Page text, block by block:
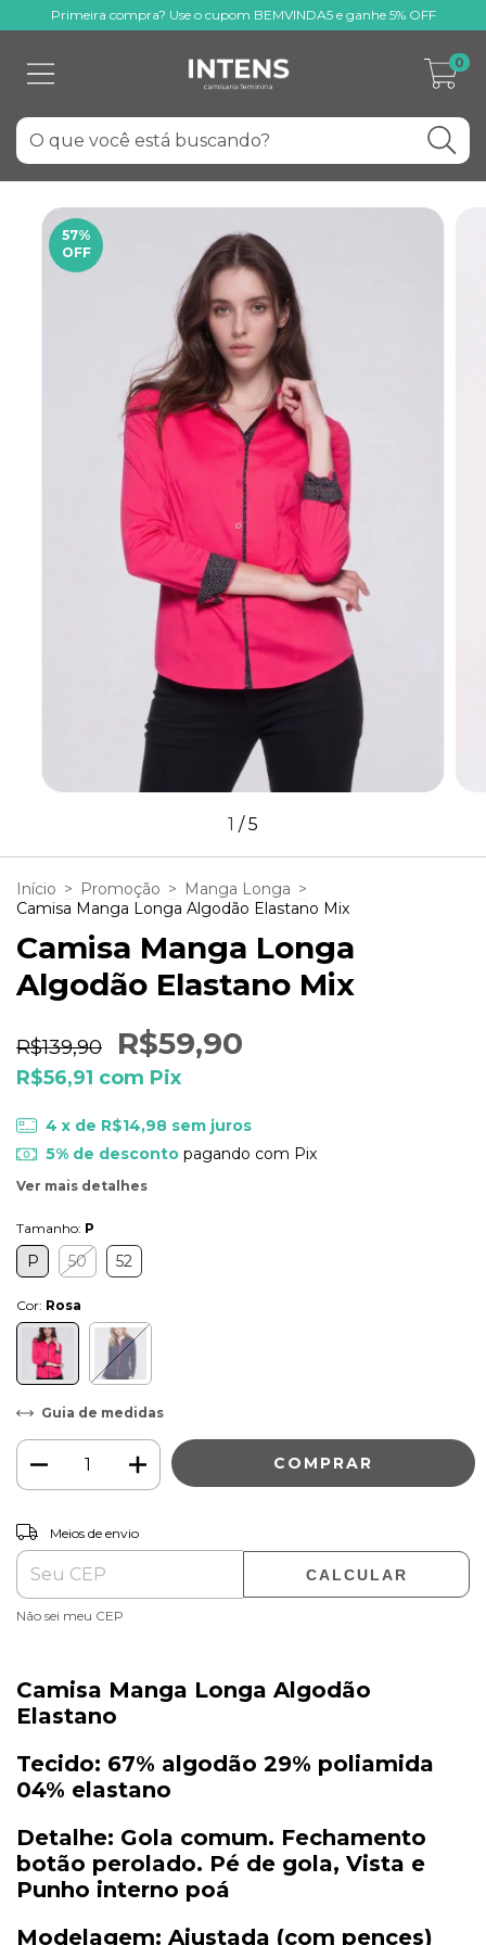
Primeira compra? Use o cupom BEMVINDA5 e ganhe 5% OFF
0
57%
OFF
1 /5
Início > Promoção > Manga Longa >
Camisa Manga Longa Algodão Elastano Mix
Camisa Manga Longa
Algodão Elastano Mix
R$139,90 R$59,90
R$56,91 com Pix
4 x de R$14,98 sem juros
5% de descontopagando com Pix
Ver mais detalhes
Tamanho: P
P 50 52
Cor: Rosa
Guia de medidas
Entregas para o CEP:
Meios de envio
CALCULAR
Não sei meu CEP
Camisa Manga Longa Algodão
Elastano
Tecido: 67% algodão 29% poliamida
04% elastano
Detalhe: Gola comum. Fechamento
botão perolado. Pé de gola, Vista e
Punho interno poá
Modelagem: Ajustada (com pences)